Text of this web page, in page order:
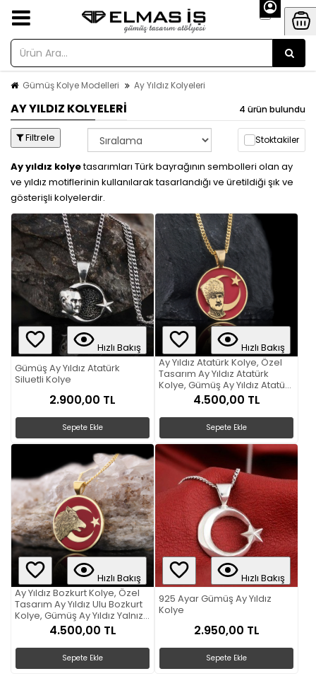
Gümüş Kolye Modelleri Ay Yıldız Kolyeleri
AY YILDIZ KOLYELERI 4 ürün bulundu
Filtrele Stoktakiler
Ay yıldız kolyetasarımları Türk bayrağının sembolleri olan ay
ve yıldız motiflerinin kullanılarak tasarlandığı ve üretildiği şık ve
gösterişli kolyelerdir.
Hızlı Bakış
Gümüş Ay Yıldız Atatürk
Siluetli Kolye
2.900,00 TL
Sepete Ekle
Hızlı Bakış
Ay Yıldız Atatürk Kolye, Özel
Tasarım Ay Yıldız Atatürk
Kolye, Gümüş Ay Yıldız Atatürk
4.500,00 TL
Sepete Ekle
Hızlı Bakış
Ay Yıldız Bozkurt Kolye, Özel
Tasarım Ay Yıldız Ulu Bozkurt
Kolye, Gümüş Ay Yıldız Yalnız
Kurt Kolye4.500,00 TL
Sepete Ekle
Hızlı Bakış
925 Ayar Gümüş Ay Yıldız
Kolye
2.950,00 TL
Sepete Ekle